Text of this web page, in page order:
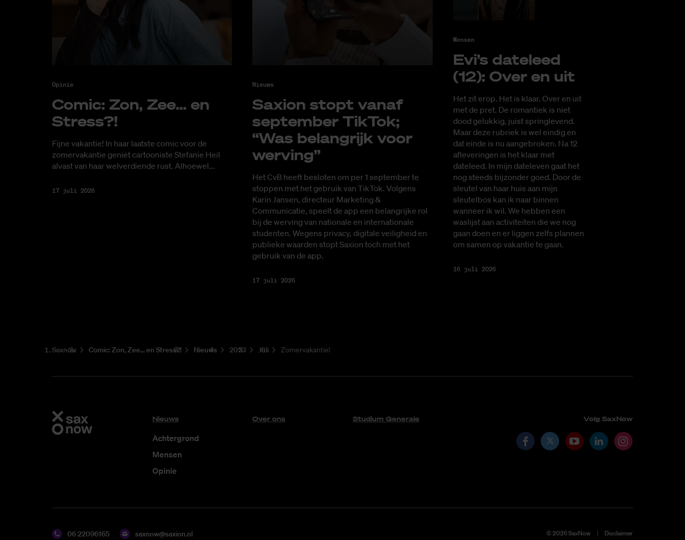
Opinie
Co­mic: Zon, Zee... en
Stress?!
Fijne vakantie! In haar laatste comic voor de
zomervakantie geniet cartooniste Stefanie Heil
alvast van haar welverdiende rust. Alhoewel...
17 juli 2026
Nieuws
Saxi­on stopt van­af
sep­tem­ber Tik­Tok;
“Was be­lang­rijk voor
wer­ving”
Het CvB heeft besloten om per 1 september te
stoppen met het gebruik van TikTok. Volgens
Karin Jansen, directeur Marketing &
Communicatie, speelt de app een belangrijke rol
bij de werving van nationale en internationale
studenten. Wegens privacy, digitale veiligheid en
publieke waarden stopt Saxion toch met het
gebruik van de app.
17 juli 2026
Mensen
Evi’s da­te­leed
(12): Over en uit
Het zit erop. Het is klaar. Over en uit
met de pret. De romantiek is niet
dood gelukkig, juist springlevend.
Maar deze rubriek is wel eindig en
dat einde is nu aangebroken. Na 12
afleveringen is het klaar met
dateleed. In mijn dateleven gaat het
nog steeds bijzonder goed. Door de
sleutel van haar huis aan mijn
sleutelbos kan ik naar binnen
wanneer ik wil. We hebben een
waslijst aan activiteiten die we nog
gaan doen en er liggen zelfs plannen
om samen op vakantie te gaan.
16 juli 2026
Saxnow Co­mic: Zon, Zee... en Stress?! Nieuws 2023 Juli Zomervakantie!
Nieuws
Achtergrond
Mensen
Opinie
Over ons Studium Generale Volg SaxNow
06 22096165 saxnow@saxion.nl ©2026SaxNow Disclaimer